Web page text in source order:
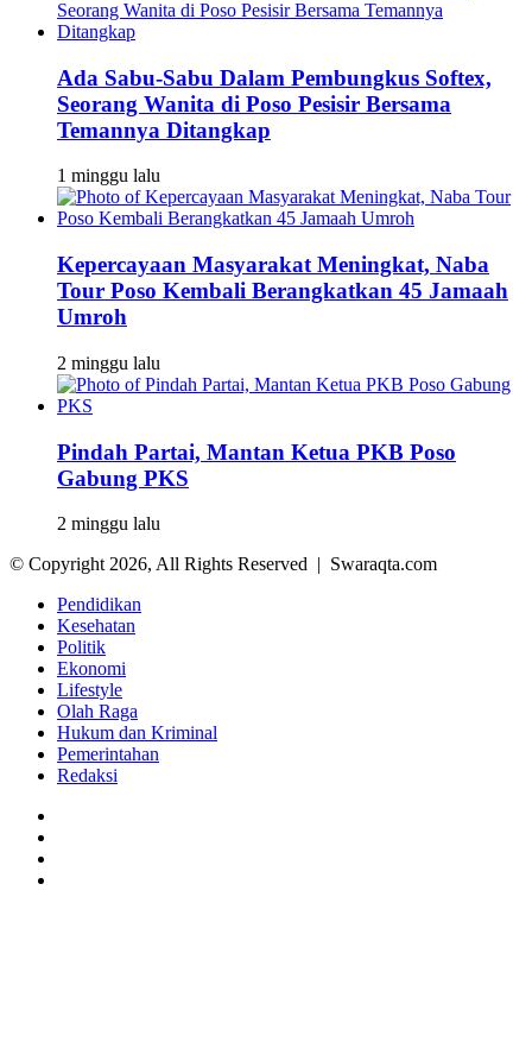
Ada Sabu-Sabu Dalam Pembungkus Softex,
Seorang Wanita di Poso Pesisir Bersama
Temannya Ditangkap
1 minggu lalu
Kepercayaan Masyarakat Meningkat, Naba
Tour Poso Kembali Berangkatkan 45 Jamaah
Umroh
2 minggu lalu
Pindah Partai, Mantan Ketua PKB Poso
Gabung PKS
2 minggu lalu
© Copyright 2026, All Rights Reserved | Swaraqta.com
Pendidikan
Kesehatan
Politik
Ekonomi
Lifestyle
Olah Raga
Hukum dan Kriminal
Pemerintahan
Redaksi